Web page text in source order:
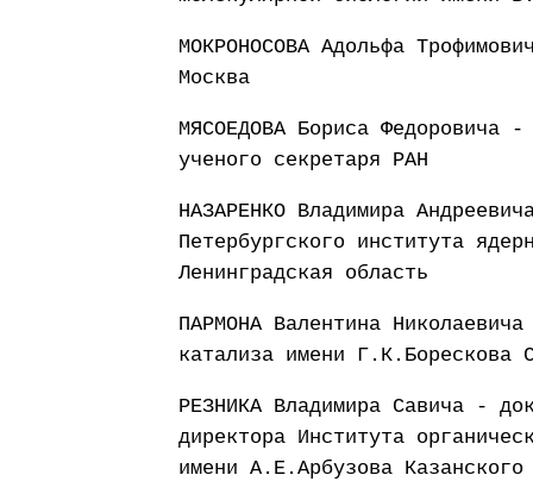
МОКРОНОСОВА Адольфа
Москва
МЯСОЕДОВА Бориса Федоровича
ученого секретаря РАН
НАЗАРЕНКО Владимира
Петербургского института
Ленинградская область
ПАРМОНА Валентина
катализа имени Г.К.Борескова
РЕЗНИКА Владимира Савича -
директора Института
имени А.Е.Арбузова